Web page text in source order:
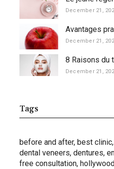
December 21,
Avantages
December 21,
8 Raisons du
December 21,
Tags
before and after, best clinic,
dental veneers, dentures,
free consultation,